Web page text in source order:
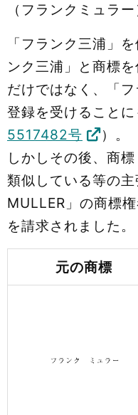
（フランクミュラ
「フランク三浦」
ンク三浦」と商標
だけではなく、「
登録を受けること
5517482号
）。
しかしその後、商
類似している等の
MULLER」の商標
を請求されました。
元の商標